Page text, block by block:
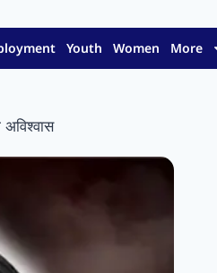
Youth Women More